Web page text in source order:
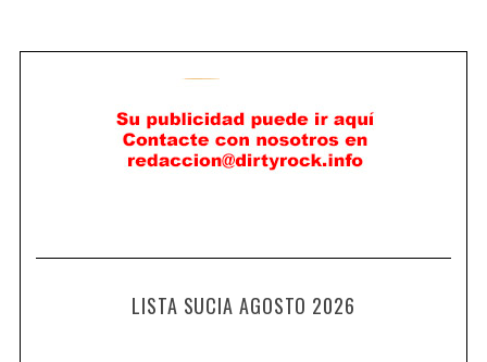
LISTA SUCIA AGOSTO 2026